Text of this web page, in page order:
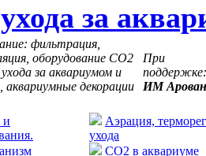
за
фильтрация,
оборудование СО2
за аквариумом и
декорации
При
поддержке:
ИМ
и
Аэрация,
ухода
CO2 в аквариуме